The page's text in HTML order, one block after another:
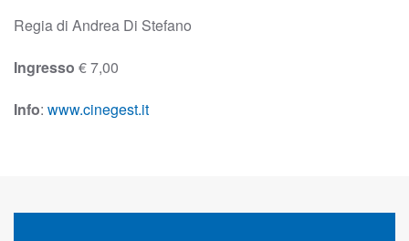
Regia di Andrea Di Stefano
Ingresso € 7,00
Info: www.cinegest.it